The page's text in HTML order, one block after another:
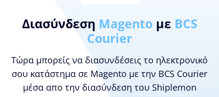
Διασύνδεση Magento με BCS
Courier
Τώρα μπορείς να διασυνδέσεις το ηλεκτρονικό
σου κατάστημα σε Magento με την BCS Courier
μέσα απο την διασύνδεση του Shiplemon